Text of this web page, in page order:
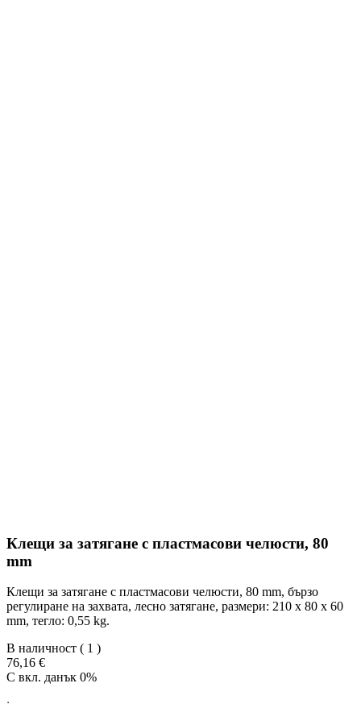
Клещи за затягане с пластмасови челюсти, 80
mm
Клещи за затягане с пластмасови челюсти, 80 mm, бързо
регулиране на захвата, лесно затягане, размери: 210 x 80 x 60
mm, тегло: 0,55 kg.
В наличност ( 1 )
76,16 €
С вкл. данък 0%